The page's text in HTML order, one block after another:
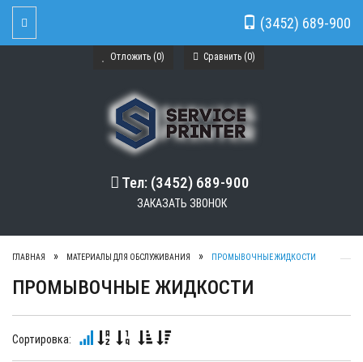
Отложить (0) Сравнить (0)
Тел: (3452) 689-900
ЗАКАЗАТЬ ЗВОНОК
(3452) 689-900
Toggle Navigation
ГЛАВНАЯ МАТЕРИАЛЫ ДЛЯ ОБСЛУЖИВАНИЯ ПРОМЫВОЧНЫЕ ЖИДКОСТИ
ПРОМЫВОЧНЫЕ ЖИДКОСТИ
Сортировка: